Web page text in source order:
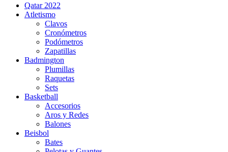
Qatar 2022
Atletismo
Clavos
Cronómetros
Podómetros
Zapatillas
Badmington
Plumillas
Raquetas
Sets
Basketball
Accesorios
Aros y Redes
Balones
Beisbol
Bates